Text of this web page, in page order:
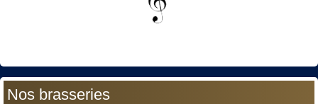
Nos brasseries